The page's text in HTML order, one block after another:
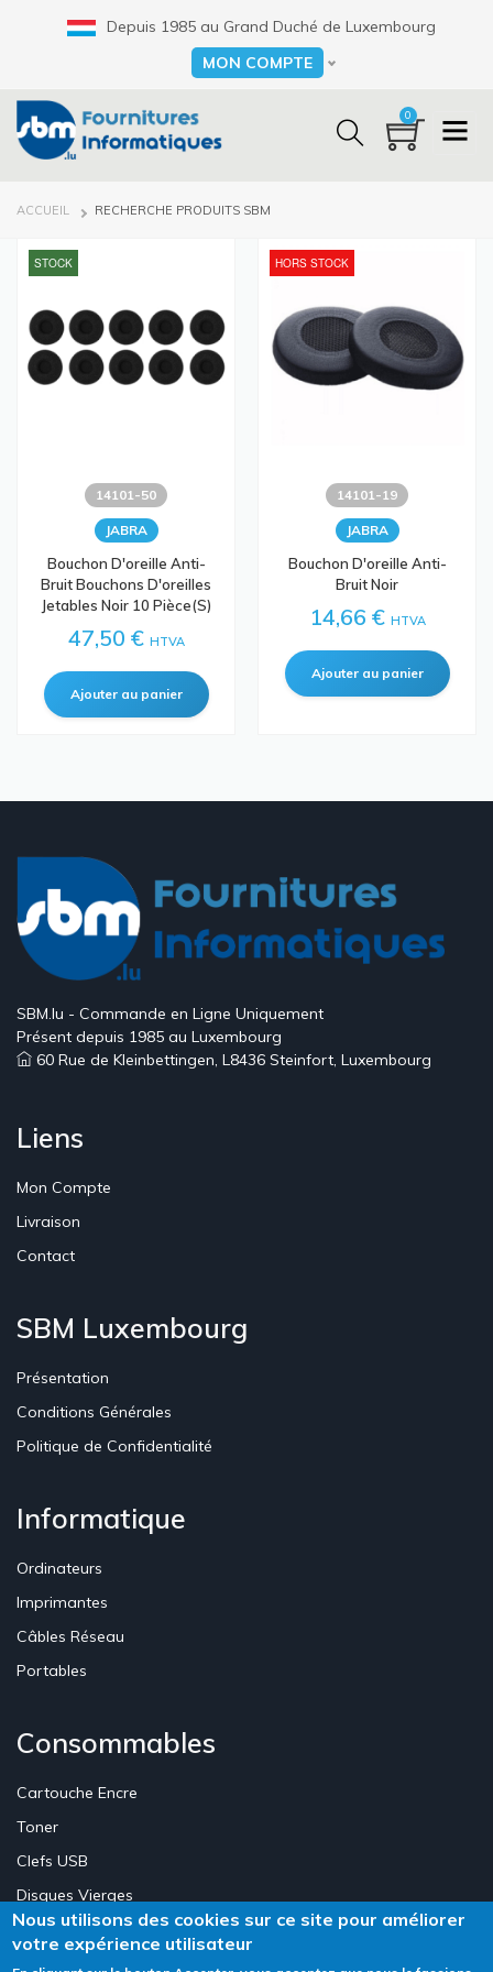
Depuis 1985 au Grand Duché de Luxembourg
Select your language
MON COMPTE
0
FIL
ACCUEIL RECHERCHE PRODUITS SBM
STOCK
14101-50
JABRA
Bouchon D'oreille Anti-
Bruit Bouchons D'oreilles
Jetables Noir 10 Pièce(s)
47,50 € HTVA
HORS STOCK
14101-19
JABRA
Bouchon D'oreille Anti-
Bruit Noir
14,66 € HTVA
SBM.lu - Commande en Ligne Uniquement
Présent depuis 1985 au Luxembourg
60 Rue de Kleinbettingen, L8436 Steinfort, Luxembourg
Liens
Mon Compte
Livraison
Contact
SBM Luxembourg
Présentation
Conditions Générales
Politique de Confidentialité
Informatique
Ordinateurs
Imprimantes
Câbles Réseau
Portables
Consommables
Cartouche Encre
Toner
Clefs USB
Disques Vierges
Nous utilisons des cookies sur ce site pour améliorer
votre expérience utilisateur